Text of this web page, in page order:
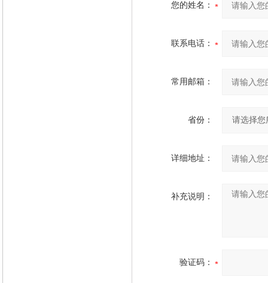
您的姓名：
联系电话：
常用邮箱：
省份：
详细地址：
补充说明：
验证码：